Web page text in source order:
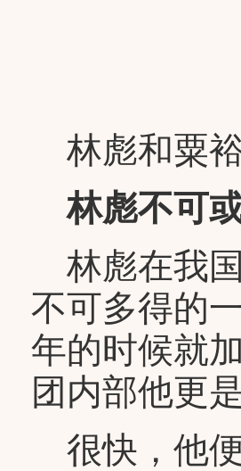
林彪和粟
林彪不可
林彪在我
不可多得的
年的时候就
团内部他更
很快，他